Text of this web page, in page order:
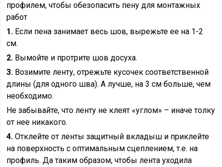
профилем, чтобы обезопасить пену для монтажных
работ
1. Если пена занимает весь шов, вырежьте ее на 1-2
см.
2. Вымойте и протрите шов досуха.
3. Возимите ленту, отрежьте кусочек соответственной
длины (для одного шва). А лучше, на 3 см больше, чем
необходимо.
Не забывайте, что ленту не клеят «углом» – иначе толку
от нее никакого.
4. Отклейте от ленты защитный вкладыш и приклейте
на поверхность с оптимальным сцеплением, т.е. на
профиль. Да таким образом, чтобы лента уходила